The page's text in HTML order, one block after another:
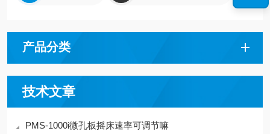
产品分类
技术文章
PMS-1000i微孔板摇床速率可调节嘛